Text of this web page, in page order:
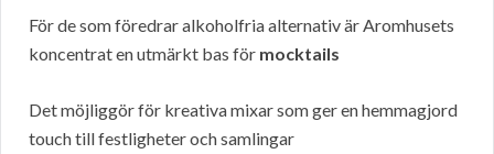
För de som föredrar alkoholfria alternativ är Aromhusets
koncentrat en utmärkt bas för mocktails
Det möjliggör för kreativa mixar som ger en hemmagjord
touch till festligheter och samlingar